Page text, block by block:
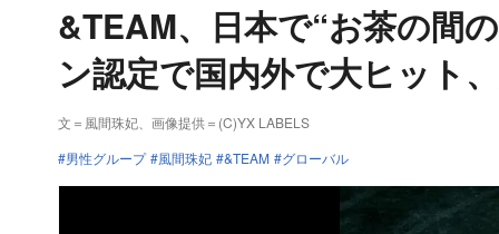
&TEAM、日本で“お茶の間
ン認定で国内外で大ヒット
文＝風間珠妃 、画像提供＝(C)YX LABELS
男性グループ
風間珠妃 &TEAM グローバル